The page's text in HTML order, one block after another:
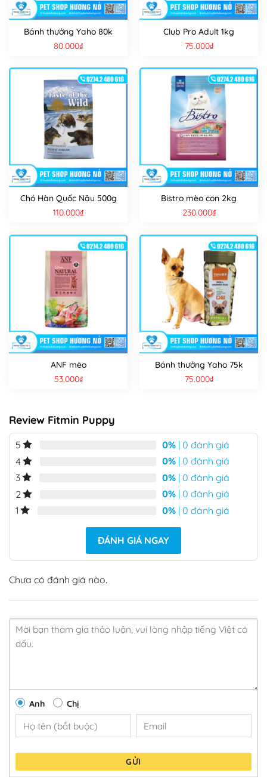
Bánh thưởng Yaho 80k
80.000₫
Club Pro Adult 1kg
75.000₫
Chó Hàn Quốc Nâu 500g
110.000₫
Bistro mèo con 2kg
230.000₫
ANF mèo
53.000₫
Bánh thưởng Yaho 75k
75.000₫
Review Fitmin Puppy
5 0% | 0 đánh giá
4
0% | 0 đánh giá
3
0% | 0 đánh giá
2
0% | 0 đánh giá
1
0% | 0 đánh giá
ĐÁNH GIÁ NGAY
Chưa có đánh giá nào.
Anh Chị
GỬI